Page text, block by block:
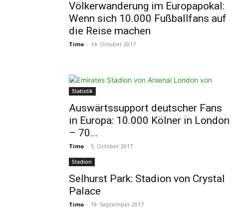
Völkerwanderung im Europapokal:
Wenn sich 10.000 Fußballfans auf
die Reise machen
Timo - 14. October 2017
Statistik
Auswärtssupport deutscher Fans
in Europa: 10.000 Kölner in London
– 70...
Timo - 5. October 2017
Stadion
Selhurst Park: Stadion von Crystal
Palace
Timo - 19. September 2017